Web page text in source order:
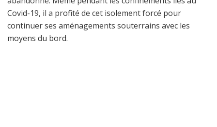
Covid-19, il a profité de cet isolement forcé pour
continuer ses aménagements souterrains avec les
moyens du bord.